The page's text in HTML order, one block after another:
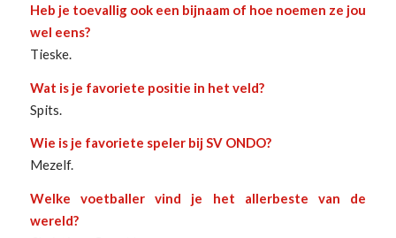
Heb je toevallig ook een bijnaam of hoe noemen ze jou
wel eens?
Tieske.
Wat is je favoriete positie in het veld?
Spits.
Wie is je favoriete speler bij SV ONDO?
Mezelf.
Welke voetballer vind je het allerbeste van de
wereld?